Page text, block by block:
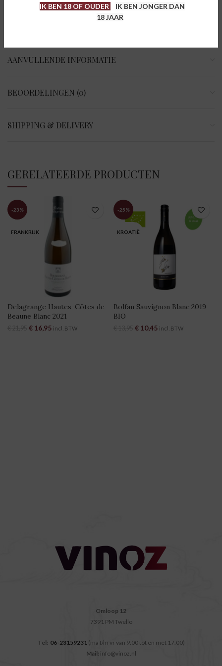
IK BEN 18 OF OUDER
IK BEN JONGER DAN
18 JAAR
aperitief.
AANVULLENDE INFORMATIE
BEOORDELINGEN (0)
SHIPPING & DELIVERY
GERELATEERDE PRODUCTEN
-23%
FRANKRIJK
Delagrange Hautes-Côtes de
Beaune Blanc 2021
Oorspronkelijke prijs was:
€ 16,95 Huidige prijs is:
incl. BTW
-25%
KROATIË
Bolfan Sauvignon Blanc 2019
BIO
Oorspronkelijke prijs was:
€ 10,45 Huidige prijs is:
incl. BTW
Omloop 12
7391 PM Twello
Tel: 06-23159231 (ma t/m vr van 9.00 tot en met 17.00)
Mail: info@vinoz.nl